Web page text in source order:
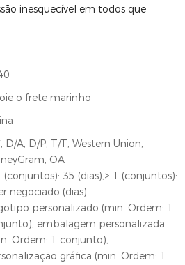
inesquecível em todos que
o frete marinho
D/A, D/P, T/T, Western Union,
OA
(conjuntos): 35 (dias),> 1 (conjuntos):
negociado (dias)
personalizado (min. Ordem: 1
embalagem personalizada
Ordem: 1 conjunto),
gráfica (min. Ordem: 1